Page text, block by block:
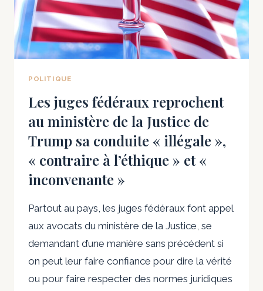
QUE
JAMAIS.
MICROSOFT
A
LES
CORRIGER
POLITIQUE
Les juges fédéraux reprochent
au ministère de la Justice de
Trump sa conduite « illégale »,
« contraire à l’éthique » et «
inconvenante »
Partout au pays, les juges fédéraux font appel
aux avocats du ministère de la Justice, se
demandant d’une manière sans précédent si
on peut leur faire confiance pour dire la vérité
ou pour faire respecter des normes juridiques